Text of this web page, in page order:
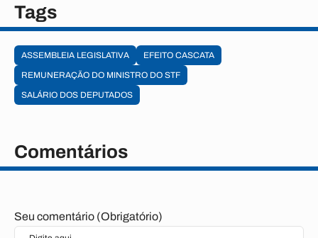
Tags
ASSEMBLEIA LEGISLATIVA
EFEITO CASCATA
REMUNERAÇÃO DO MINISTRO DO STF
SALÁRIO DOS DEPUTADOS
Comentários
Seu comentário (Obrigatório)